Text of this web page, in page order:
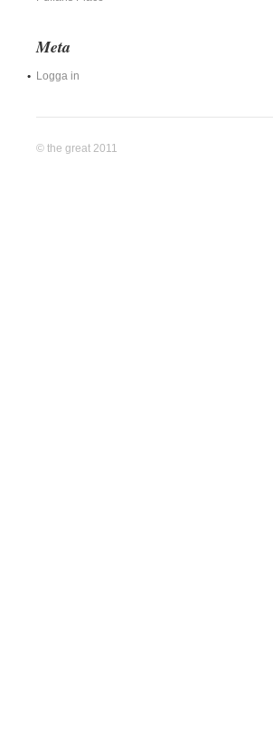
Meta
Logga in
© the great 2011